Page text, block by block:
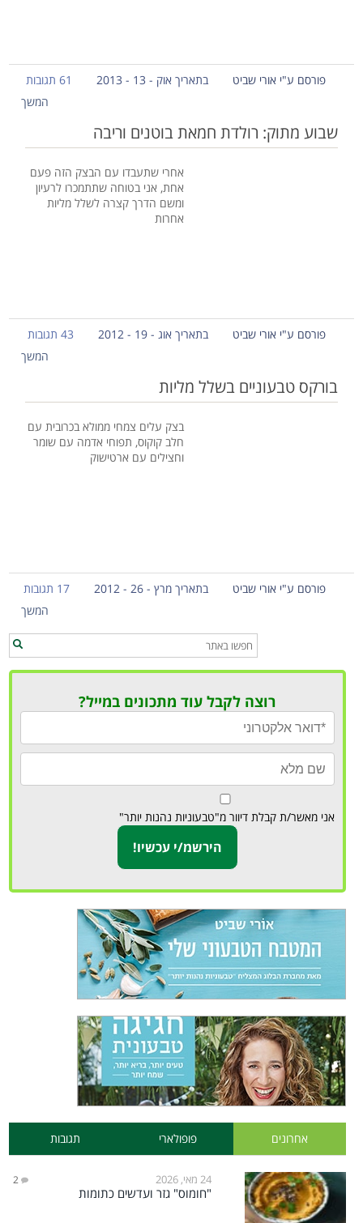
פורסם ע"י אורי שביט בתאריך אוק - 13 - 2013
61 תגובות
המשך
שבוע מתוק: רולדת חמאת בוטנים וריבה
אחרי שתעבדו עם הבצק הזה פעם
אחת, אני בטוחה שתתמכרו לרעיון
ומשם הדרך קצרה לשלל מליות
אחרות
פורסם ע"י אורי שביט בתאריך אוג - 19 - 2012
43 תגובות
המשך
בורקס טבעוניים בשלל מליות
בצק עלים צמחי ממולא בכרובית עם
חלב קוקוס, תפוחי אדמה עם שומר
וחצילים עם ארטישוק
פורסם ע"י אורי שביט בתאריך מרץ - 26 - 2012
17 תגובות
המשך
רוצה לקבל עוד מתכונים במייל?
אני מאשר/ת קבלת דיוור מ"טבעוניות נהנות יותר"
אחרונים פופולארי תגובות
24 מאי, 2026 2
"חומוס" גזר ועדשים כתומות